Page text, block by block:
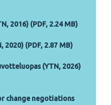
2016) (PDF, 2.24 MB)
2020) (PDF, 2.87 MB)
(YTN, 2026)
change negotiations